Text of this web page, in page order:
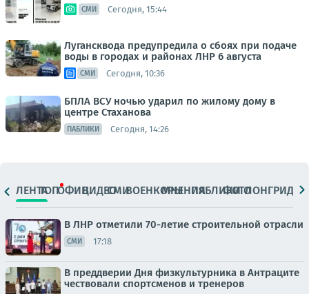
СМИ Сегодня, 15:44
Лугансквода предупредила о сбоях при подаче
воды в городах и районах ЛНР 6 августа
СМИ Сегодня, 10:36
БПЛА ВСУ ночью ударил по жилому дому в
центре Стаханова
ПАБЛИКИ Сегодня, 14:26
ЛЕНТАТОПОФИЦ.ВИДЕОСМИВОЕНКОРЫМНЕНИЯПАБЛИКИ
ФОТОЛОНГРИДЫ
В ЛНР отметили 70-летие строительной отрасли
СМИ 17:18
В преддверии Дня физкультурника в Антраците
чествовали спортсменов и тренеров